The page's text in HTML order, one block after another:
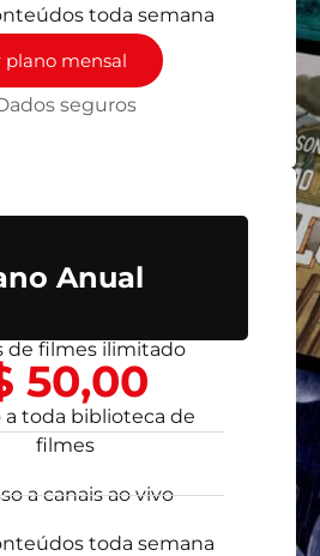
toda semana
plano mensal
seguros
Anual
de filmes ilimitado
50,00
a toda biblioteca de
filmes
a canais ao vivo
toda semana